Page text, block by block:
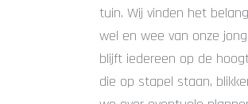
tuin. Wij vinden het
wel en wee van onze
blijft iedereen op de
die op stapel staan,